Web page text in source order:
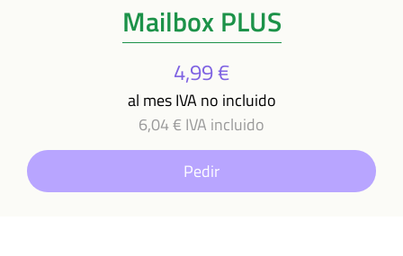
Mailbox PLUS
4,99 €
al mes IVA no incluido
6,04 € IVA incluido
Pedir